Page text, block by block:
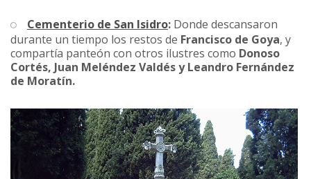
Cementerio de San Isidro: Donde descansaron
durante un tiempo los restos de Francisco de Goya, y
compartía panteón con otros ilustres como Donoso
Cortés, Juan Meléndez Valdés y Leandro Fernández
de Moratín.